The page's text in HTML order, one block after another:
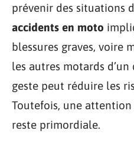
prévenir des situations
accidents en moto
blessures graves, voire
les autres motards
geste peut réduire les
Toutefois, une
reste primordiale.